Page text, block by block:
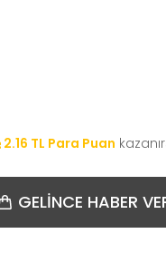
2.16 TL Para Puan
GELINCE HABER